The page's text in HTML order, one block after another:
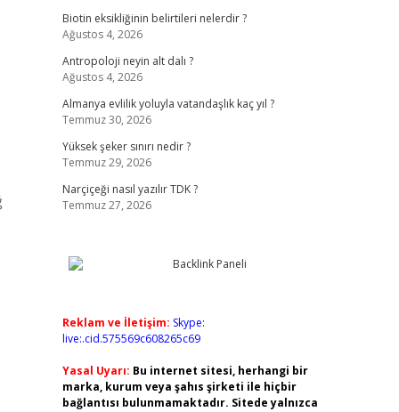
Biotin eksikliğinin belirtileri nelerdir ?
Ağustos 4, 2026
Antropoloji neyin alt dalı ?
Ağustos 4, 2026
Almanya evlilik yoluyla vatandaşlık kaç yıl ?
Temmuz 30, 2026
Yüksek şeker sınırı nedir ?
Temmuz 29, 2026
Narçiçeği nasıl yazılır TDK ?
Temmuz 27, 2026
Reklam ve İletişim: Skype:
live:.cid.575569c608265c69
Yasal Uyarı: Bu internet sitesi, herhangi bir
marka, kurum veya şahıs şirketi ile hiçbir
bağlantısı bulunmamaktadır. Sitede yalnızca